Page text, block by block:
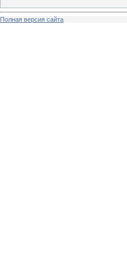
Полная версия сайта